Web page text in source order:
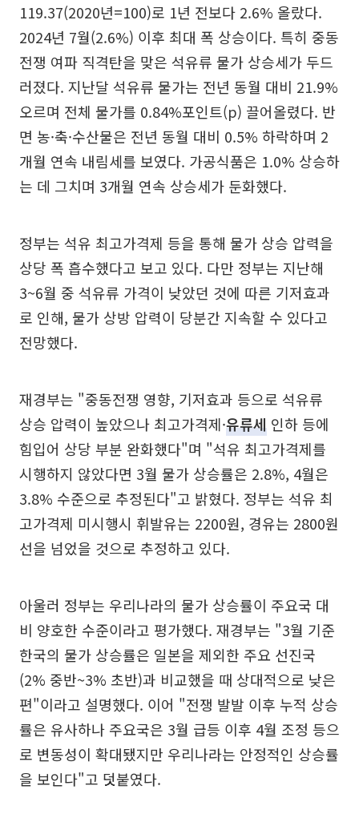
119.37(2020년=100)로 1년 전보다 2.6% 올랐다.
2024년 7월(2.6%) 이후 최대 폭 상승이다. 특히 중동
전쟁 여파 직격탄을 맞은 석유류 물가 상승세가 두드
러졌다. 지난달 석유류 물가는 전년 동월 대비 21.9%
오르며 전체 물가를 0.84%포인트(p) 끌어올렸다. 반
면 농·축·수산물은 전년 동월 대비 0.5% 하락하며 2
개월 연속 내림세를 보였다. 가공식품은 1.0% 상승하
는 데 그치며 3개월 연속 상승세가 둔화했다.
정부는 석유 최고가격제 등을 통해 물가 상승 압력을
상당 폭 흡수했다고 보고 있다. 다만 정부는 지난해
3~6월 중 석유류 가격이 낮았던 것에 따른 기저효과
로 인해, 물가 상방 압력이 당분간 지속할 수 있다고
전망했다.
재경부는 "중동전쟁 영향, 기저효과 등으로 석유류
상승 압력이 높았으나 최고가격제·유류세 인하 등에
힘입어 상당 부분 완화했다"며 "석유 최고가격제를
시행하지 않았다면 3월 물가 상승률은 2.8%, 4월은
3.8% 수준으로 추정된다"고 밝혔다. 정부는 석유 최
고가격제 미시행시 휘발유는 2200원, 경유는 2800원
선을 넘었을 것으로 추정하고 있다.
아울러 정부는 우리나라의 물가 상승률이 주요국 대
비 양호한 수준이라고 평가했다. 재경부는 "3월 기준
한국의 물가 상승률은 일본을 제외한 주요 선진국
(2% 중반~3% 초반)과 비교했을 때 상대적으로 낮은
편"이라고 설명했다. 이어 "전쟁 발발 이후 누적 상승
률은 유사하나 주요국은 3월 급등 이후 4월 조정 등으
로 변동성이 확대됐지만 우리나라는 안정적인 상승률
을 보인다"고 덧붙였다.